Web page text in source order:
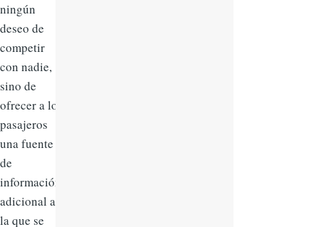
ningún
deseo de
competir
con nadie,
sino de
ofrecer a los
pasajeros
una fuente
de
información
adicional a
la que se